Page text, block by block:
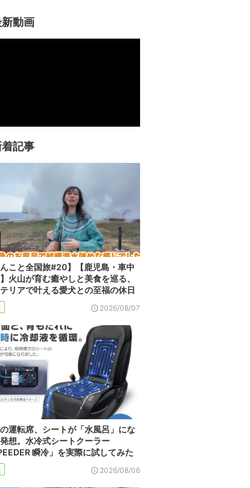
動画
記事
んこと全国旅#20】【鹿児島・車中
火山が育む癒やしと美食を巡る、
リアで叶える愛犬との至福の休日
2026/08/07
運転席、シートが「水風呂」にな
想。水冷式シートクーラー
瞬冷」を実際に試してみた
2026/08/06